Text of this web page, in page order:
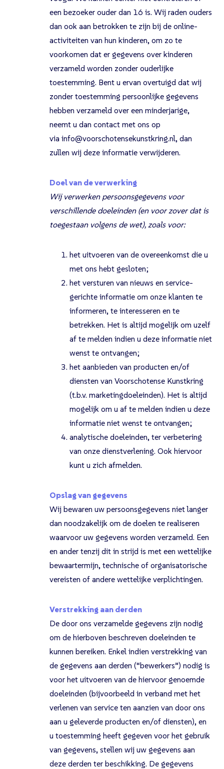
een bezoeker ouder dan 16 is. Wij raden ouders
dan ook aan betrokken te zijn bij de online-
activiteiten van hun kinderen, om zo te
voorkomen dat er gegevens over kinderen
verzameld worden zonder ouderlijke
toestemming. Bent u ervan overtuigd dat wij
zonder toestemming persoonlijke gegevens
hebben verzameld over een minderjarige,
neemt u dan contact met ons op
via info@voorschotensekunstkring.nl, dan
zullen wij deze informatie verwijderen.
Doel van de verwerking
Wij verwerken persoonsgegevens voor
verschillende doeleinden (en voor zover dat is
toegestaan volgens de wet), zoals voor:
het uitvoeren van de overeenkomst die u
met ons hebt gesloten;
het versturen van nieuws en service-
gerichte informatie om onze klanten te
informeren, te interesseren en te
betrekken. Het is altijd mogelijk om uzelf
af te melden indien u deze informatie niet
wenst te ontvangen;
het aanbieden van producten en/of
diensten van Voorschotense Kunstkring
(t.b.v. marketingdoeleinden). Het is altijd
mogelijk om u af te melden indien u deze
informatie niet wenst te ontvangen;
analytische doeleinden, ter verbetering
van onze dienstverlening. Ook hiervoor
kunt u zich afmelden.
Opslag van gegevens
Wij bewaren uw persoonsgegevens niet langer
dan noodzakelijk om de doelen te realiseren
waarvoor uw gegevens worden verzameld. Een
en ander tenzij dit in strijd is met een wettelijke
bewaartermijn, technische of organisatorische
vereisten of andere wettelijke verplichtingen.
Verstrekking aan derden
De door ons verzamelde gegevens zijn nodig
om de hierboven beschreven doeleinden te
kunnen bereiken. Enkel indien verstrekking van
de gegevens aan derden (“bewerkers”) nodig is
voor het uitvoeren van de hiervoor genoemde
doeleinden (bijvoorbeeld in verband met het
verlenen van service ten aanzien van door ons
aan u geleverde producten en/of diensten), en
u toestemming heeft gegeven voor het gebruik
van gegevens, stellen wij uw gegevens aan
deze derden ter beschikking. De gegevens